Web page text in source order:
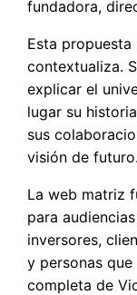
fundadora,
Esta
contextualiza.
explicar el
lugar su
sus
visión de futuro.
La web matriz
para
inversores,
y personas
completa de